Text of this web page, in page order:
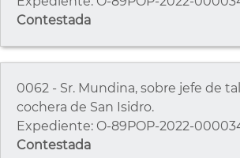
Contestada
0062 - Sr. Mundina, sobre jefe de
cochera de San Isidro.
Expediente: O-89POP-2022-
Contestada